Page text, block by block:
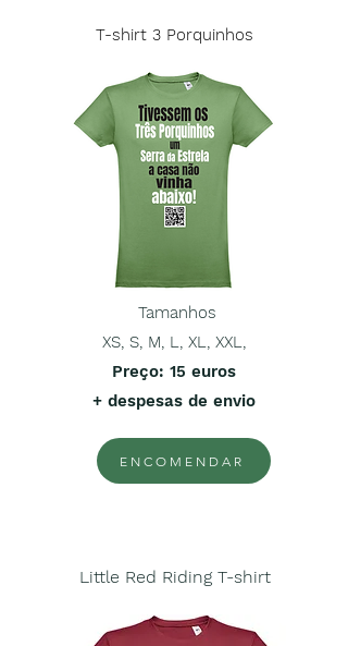
T-shirt 3 Porquinhos
Tamanhos
XS, S, M, L, XL, XXL,
Preço: 15 euros
+ despesas de envio
ENCOMENDAR
Little Red Riding T-shirt